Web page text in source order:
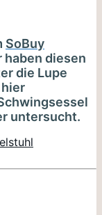
SoBuy
haben diesen
die Lupe
untersucht.